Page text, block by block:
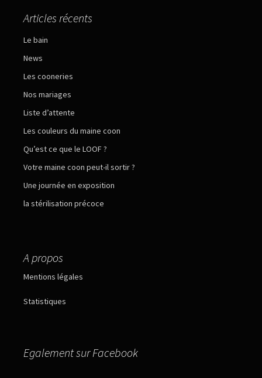
Articles récents
Le bain
News
Les cooneries
Nos mariages
Liste d’attente
Les couleurs du maine coon
Qu’est ce que le LOOF ?
Votre maine coon peut-il sortir ?
Une journée en exposition
la stérilisation précoce
A propos
Mentions légales
Statistiques
Egalement sur Facebook